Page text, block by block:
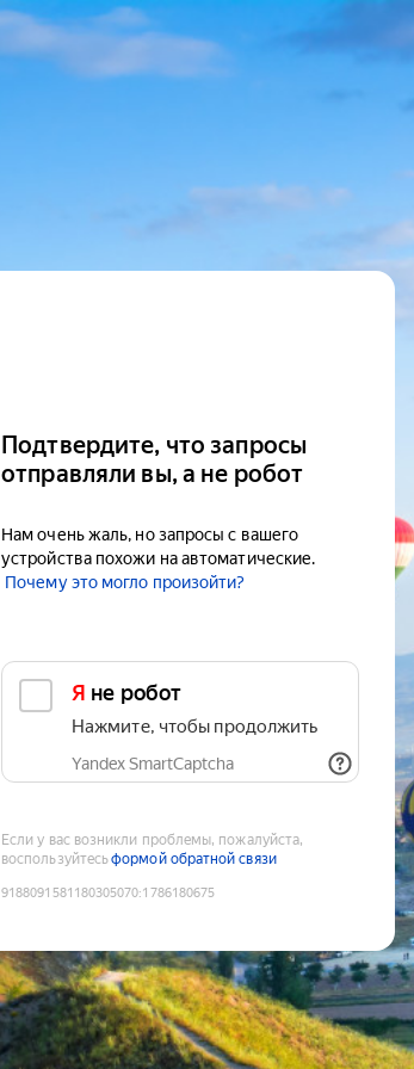
Подтвердите, что запросы
отправляли вы, а не робот
Нам очень жаль, но запросы с вашего
устройства похожи на автоматические.
Почему это могло произойти?
Я не робот
Нажмите, чтобы продолжить
Yandex SmartCaptcha
Если у вас возникли проблемы, пожалуйста,
воспользуйтесьформой обратной связи
9188091581180305070:1786180675